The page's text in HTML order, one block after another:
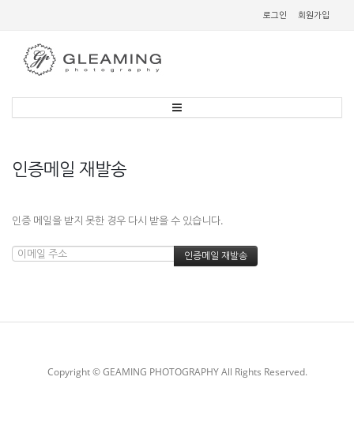
로그인 회원가입
인증메일 재발송
인증 메일을 받지 못한 경우 다시 받을 수 있습니다.
Copyright © GEAMING PHOTOGRAPHY All Rights Reserved.